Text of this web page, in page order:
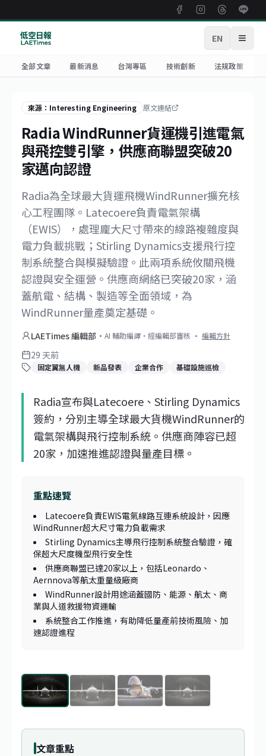
EN 開啟
全部文章 最新消息 台灣專區 技術創新 法規政策
來源：Interesting Engineering 原文連結
Radia WindRunner貨運機引進電氣
與飛控雙引擎，供應商聯盟突破20
家邁向認證
Radia為全球最大貨運飛機WindRunner擴充核
心工程團隊。Latecoere負責電氣架構
（EWIS），處理龐大尺寸帶來的線路複雜度與
電力負載挑戰；Stirling Dynamics支援飛行控
制系統整合與模擬驗證。此兩項系統攸關飛機
認證與安全運營。供應商網絡已突破20家，涵
蓋航電、結構、製造等全面領域，為
WindRunner量產奠定基礎。
LAETimes 編輯部 · AI 輔助編譯・經編輯部審核 · 編輯方針
29 天前
固定翼無人機 新品發表 企業合作 基礎設施巡檢
Radia宣布與Latecoere、Stirling Dynamics
簽約，分別主導全球最大貨機WindRunner的
電氣架構與飛行控制系統。供應商陣容已超
20家，加速推進認證與量產目標。
重點速覽
Latecoere負責EWIS電氣線路互連系統設計，因應
WindRunner超大尺寸電力負載需求
Stirling Dynamics主導飛行控制系統整合驗證，確
保超大尺度機型飛行安全性
供應商聯盟已達20家以上，包括Leonardo、
Aernnova等航太重量級廠商
WindRunner設計用途涵蓋國防、能源、航太、商
業與人道救援物資運輸
系統整合工作推進，有助降低量產前技術風險、加
速認證進程
文章重點